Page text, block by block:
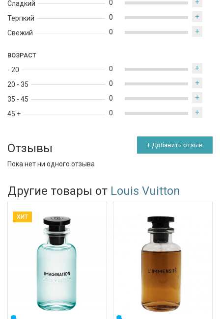
Сладкий
Терпкий
Свежий
0 +
0 +
0 +
ВОЗРАСТ
- 20
20 - 35
35 - 45
45 +
0 +
0 +
0 +
0 +
Отзывы + Добавить отзыв
Пока нет ни одного отзыва
Другие товары от Louis Vuitton
ХИТ